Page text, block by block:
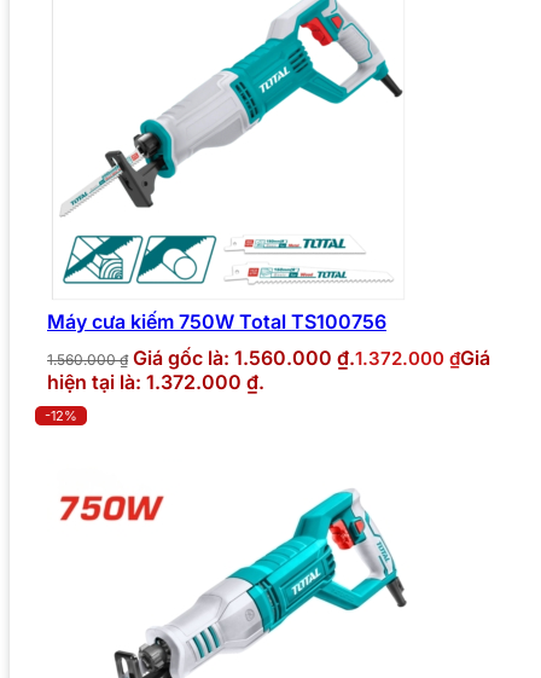
Máy cưa kiếm 750W Total TS100756
1.560.000₫ Giá gốc là: 1.560.000 ₫.1.372.000 ₫Giá
hiện tại là: 1.372.000 ₫.
-12%